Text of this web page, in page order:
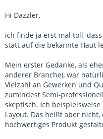
Hi Dazzler,
ich finde ja erst mal toll,
statt auf die bekannte Haut
Mein erster Gedanke, als
anderer Branche), war
Vielzahl an Gewerken und
zumindest Semi-
skeptisch. Ich
Layout. Das heißt aber
hochwertiges Produkt